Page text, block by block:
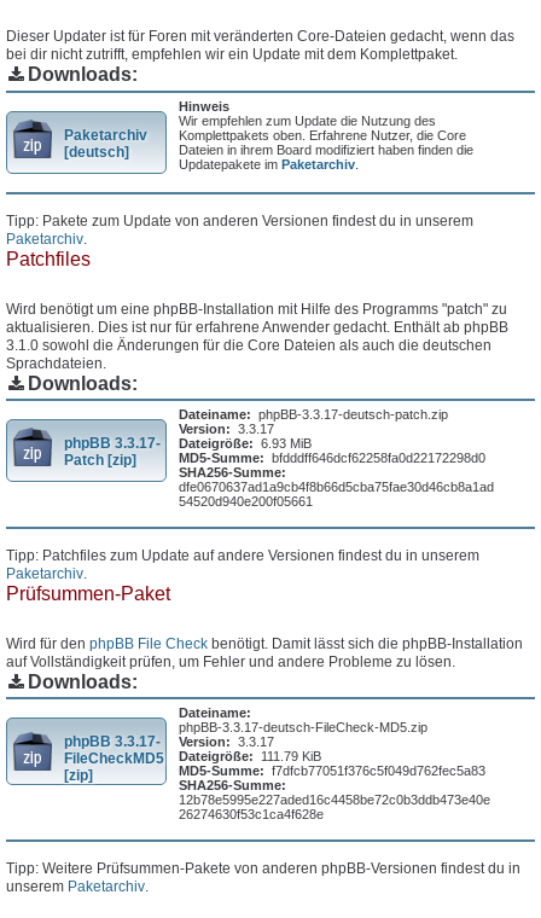
Dieser Updater ist für Foren mit veränderten Core-Dateien gedacht, wenn das
bei dir nicht zutrifft, empfehlen wir ein Update mit dem Komplettpaket.
Downloads:
Paketarchiv
[deutsch]
Hinweis
Wir empfehlen zum Update die Nutzung des
Komplettpakets oben. Erfahrene Nutzer, die Core
Dateien in ihrem Board modifiziert haben finden die
Updatepakete imPaketarchiv
Tipp: Pakete zum Update von anderen Versionen findest du in unserem
Paketarchiv
Patchfiles
Wird benötigt um eine phpBB-Installation mit Hilfe des Programms "patch" zu
aktualisieren. Dies ist nur für erfahrene Anwender gedacht. Enthält ab phpBB
3.1.0 sowohl die Änderungen für die Core Dateien als auch die deutschen
Sprachdateien.
Downloads:
phpBB 3.3.17-
Patch [zip]
Dateiname: phpBB-3.3.17-deutsch-patch.zip
Version: 3.3.17
Dateigröße: 6.93 MiB
MD5-Summe: bfdddff646dcf62258fa0d22172298d0
SHA256-Summe:
dfe0670637ad1a9cb4f8b66d5cba75fae30d46cb8a1ad
54520d940e200f05661
Tipp: Patchfiles zum Update auf andere Versionen findest du in unserem
Paketarchiv
Prüfsummen-Paket
Wird für den phpBB File Check benötigt. Damit lässt sich die phpBB-Installation
auf Vollständigkeit prüfen, um Fehler und andere Probleme zu lösen.
Downloads:
phpBB 3.3.17-
FileCheckMD5
[zip]
Dateiname:
phpBB-3.3.17-deutsch-FileCheck-MD5.zip
Version: 3.3.17
Dateigröße:
111.79 KiB
MD5-Summe: f7dfcb77051f376c5f049d762fec5a83
SHA256-Summe:
12b78e5995e227aded16c4458be72c0b3ddb473e40e
26274630f53c1ca4f628e
Tipp: Weitere Prüfsummen-Pakete von anderen phpBB-Versionen findest du in
unserem Paketarchiv.